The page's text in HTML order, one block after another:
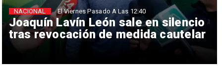
Joaquín Lavín León sale en silencio
tras revocación de medida cautelar
NACIONAL El Viernes Pasado A Las 12:40